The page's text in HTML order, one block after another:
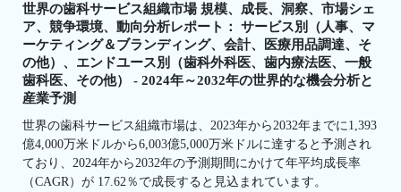
世界の歯科サービス組織市場 規模、成長、洞察、市場シェ
ア、競争環境、動向分析レポート： サービス別（人事、マ
ーケティング＆ブランディング、会計、医療用品調達、そ
の他）、エンドユース別（歯科外科医、歯内療法医、一般
歯科医、その他） - 2024年～2032年の世界的な機会分析と
産業予測
世界の歯科サービス組織市場は、2023年から2032年までに1,393
億4,000万米ドルから6,003億5,000万米ドルに達すると予測され
ており、2024年から2032年の予測期間にかけて年平均成長率
（CAGR）が 17.62％で成長すると見込まれています。